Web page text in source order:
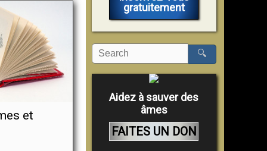
et
gratuitement
🔍
Aidez à sauver des
âmes
FAITES UN DON